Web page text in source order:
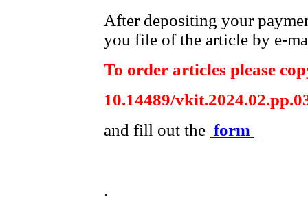
After depositing your
you file of the article by e-
To order articles please
10.14489/
and fill out the form
.